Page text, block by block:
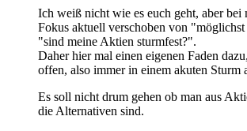
Ich weiß nicht wie es euch geht, aber bei
Fokus aktuell verschoben von
"sind meine Aktien sturmfest?".
Daher hier mal einen eigenen Faden
offen, also immer in einem akuten Sturm
Es soll nicht drum gehen ob man aus
die Alternativen sind.